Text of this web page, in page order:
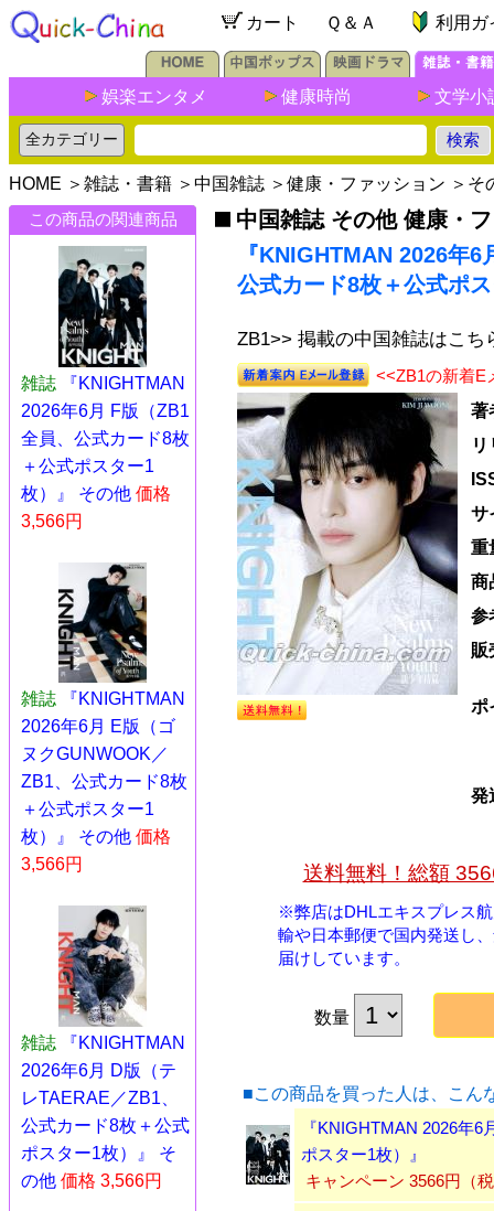
カート Ｑ＆Ａ 利用ガ
娯楽エンタメ 健康時尚 文学小
HOME ＞ 雑誌・書籍 ＞ 中国雑誌 ＞ 健康・ファッション ＞ そ
この商品の関連商品
雑誌
『KNIGHTMAN
2026年6月 F版（ZB1
全員、公式カード8枚
＋公式ポスター1
枚）』 その他 価格
3,566円
雑誌
『KNIGHTMAN
2026年6月 E版（ゴ
ヌクGUNWOOK／
ZB1、公式カード8枚
＋公式ポスター1
枚）』 その他 価格
3,566円
雑誌
『KNIGHTMAN
2026年6月 D版（テ
レTAERAE／ZB1、
公式カード8枚＋公式
ポスター1枚）』 そ
の他 価格 3,566円
中国雑誌 その他 健康・
『KNIGHTMAN 2026年
公式カード8枚＋公式ポ
ZB1>> 掲載の中国雑誌はこち
<<ZB1の新着E
著
サ
重
商
参
販
ポ
発
送料無料！総額
※弊店はDHLエキスプレス
輸や日本郵便で国内発送し
届けしています。
数量
■この商品を買った人は、こん
『KNIGHTMAN 2026年
ポスター1枚）』
キャンペーン 3566円（